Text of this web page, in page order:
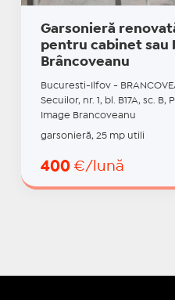
Garsonieră
pentru cabinet sau
Brâncoveanu
Bucuresti-Ilfov -
Secuilor, nr. 1, bl. B17A, sc.
Image Brancoveanu
garsonieră, 25 mp utili
400 €/lună